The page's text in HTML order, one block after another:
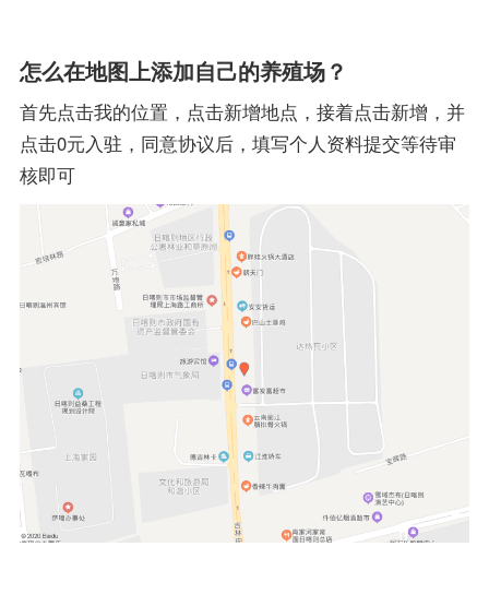
怎么在地图上添加自己的养殖场？
首先点击我的位置，点击新增地点，接着点击新增，并
点击0元入驻，同意协议后，填写个人资料提交等待审
核即可